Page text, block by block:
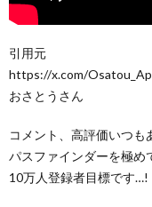
引用元
https://x.com/
おさとうさん
コメント、高評価いつも
パスファインダーを極め
10万人登録者目標です…!